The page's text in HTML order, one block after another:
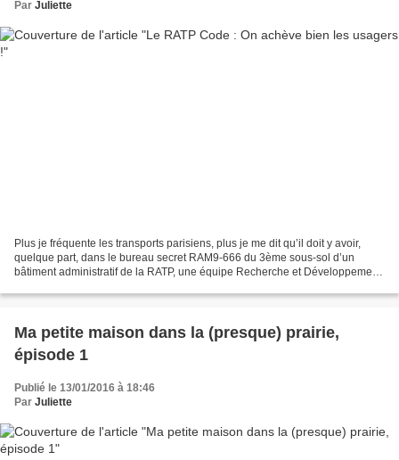
Par Juliette
Plus je fréquente les transports parisiens, plus je me dit qu’il doit y avoir,
quelque part, dans le bureau secret RAM9-666 du 3ème sous-sol d’un
bâtiment administratif de la RATP, une équipe Recherche et Développement
Ma petite maison dans la (presque) prairie,
épisode 1
Publié le 13/01/2016 à 18:46
Par Juliette